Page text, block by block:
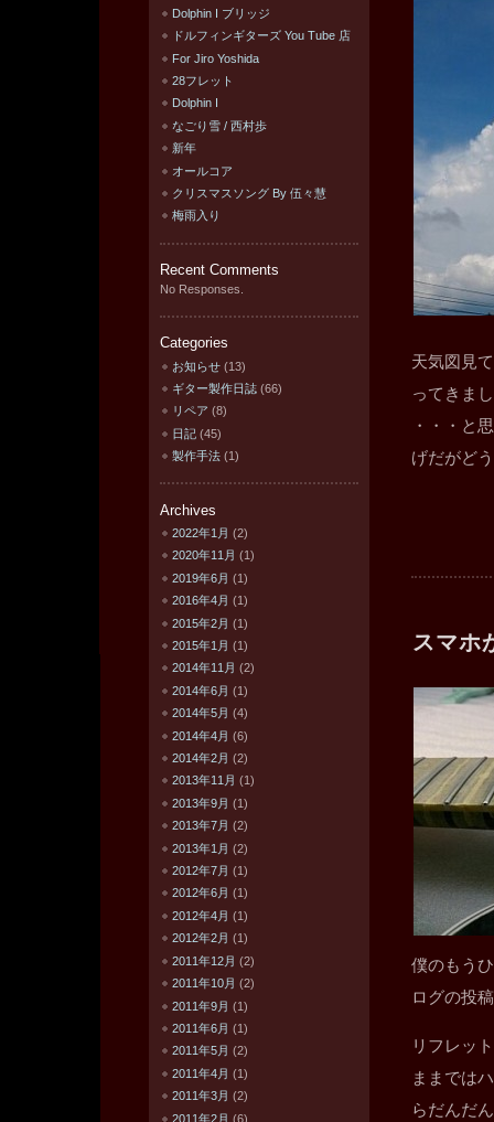
天気図見
ってきま
・・・と
げだがど
スマホ
僕のもう
ログの投
リフレッ
ままでは
らだんだ
Dolphin I ブリッジ
ドルフィンギターズ You Tube 店
For Jiro Yoshida
28フレット
Dolphin I
なごり雪 / 西村歩
新年
オールコア
クリスマスソング By 伍々慧
梅雨入り
Recent Comments
No Responses.
Categories
お知らせ (13)
ギター製作日誌 (66)
リペア (8)
日記 (45)
製作手法 (1)
Archives
2022年1月 (2)
2020年11月 (1)
2019年6月 (1)
2016年4月 (1)
2015年2月 (1)
2015年1月 (1)
2014年11月 (2)
2014年6月 (1)
2014年5月 (4)
2014年4月 (6)
2014年2月 (2)
2013年11月 (1)
2013年9月 (1)
2013年7月 (2)
2013年1月 (2)
2012年7月 (1)
2012年6月 (1)
2012年4月 (1)
2012年2月 (1)
2011年12月 (2)
2011年10月 (2)
2011年9月 (1)
2011年6月 (1)
2011年5月 (2)
2011年4月 (1)
2011年3月 (2)
2011年2月 (6)